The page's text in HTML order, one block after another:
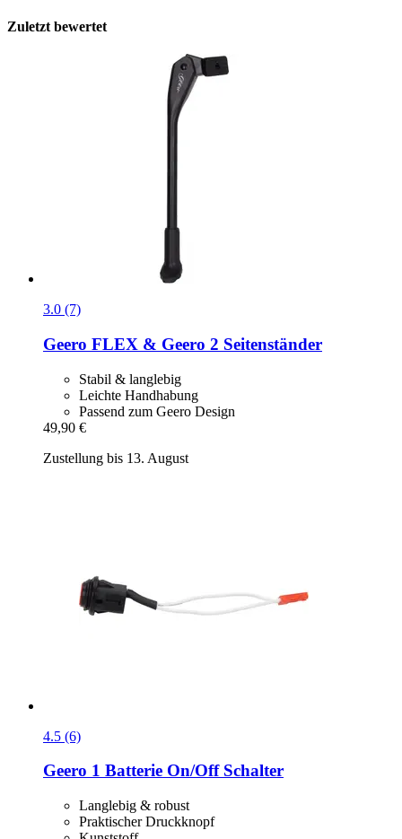
Zuletzt bewertet
3.0 (7)
Geero FLEX & Geero 2 Seitenständer
Stabil & langlebig
Leichte Handhabung
Passend zum Geero Design
49,90 €
Zustellung bis 13. August
4.5 (6)
Geero 1 Batterie On/Off Schalter
Langlebig & robust
Praktischer Druckknopf